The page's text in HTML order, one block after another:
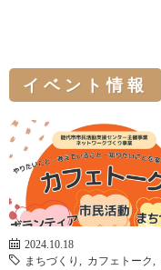
イベント情報
2024.10.18
まちづくり
カフェトーク